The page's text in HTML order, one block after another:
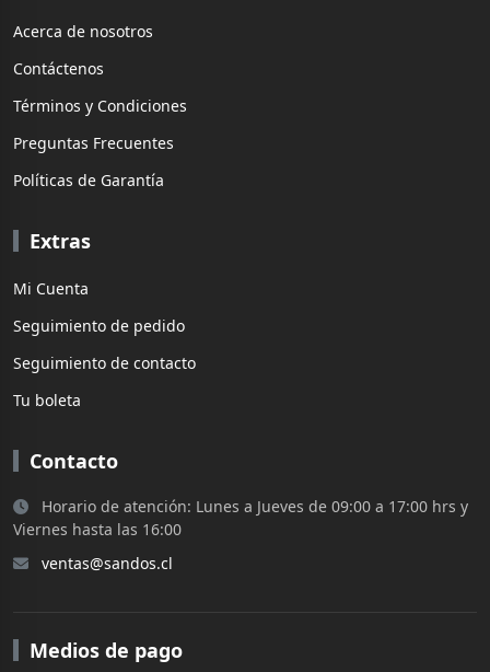
Acerca de nosotros
Contáctenos
Términos y Condiciones
Preguntas Frecuentes
Políticas de Garantía
Extras
Mi Cuenta
Seguimiento de pedido
Seguimiento de contacto
Tu boleta
Contacto
Horario de atención: Lunes a Jueves de 09:00 a 17:00 hrs y
Viernes hasta las 16:00
ventas@sandos.cl
Medios de pago